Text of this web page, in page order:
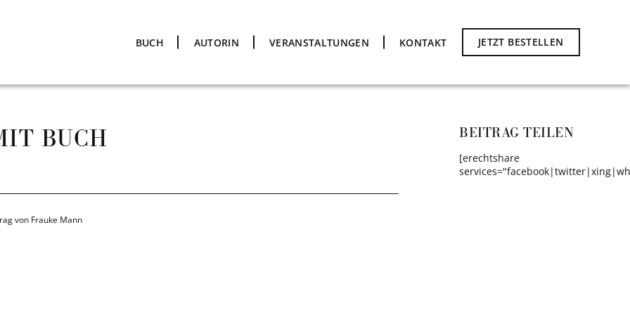
BUCH AUTORIN VERANSTALTUNGEN KONTAKT JETZT BESTELLEN
BUCH
von Frauke Mann
BEITRAG TEILEN
[erechtshare